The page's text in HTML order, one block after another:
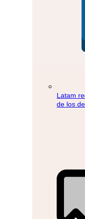
Latam
de los